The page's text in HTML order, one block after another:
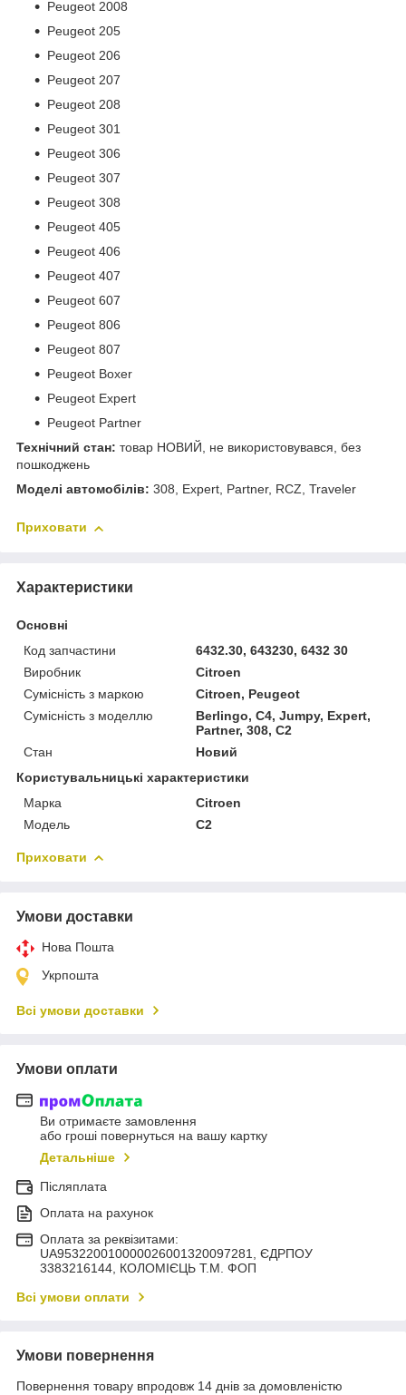
Peugeot 2008
Peugeot 205
Peugeot 206
Peugeot 207
Peugeot 208
Peugeot 301
Peugeot 306
Peugeot 307
Peugeot 308
Peugeot 405
Peugeot 406
Peugeot 407
Peugeot 607
Peugeot 806
Peugeot 807
Peugeot Boxer
Peugeot Expert
Peugeot Partner
Технічний стан: товар НОВИЙ, не використовувався, без
пошкоджень
Моделі автомобілів: 308, Expert, Partner, RCZ, Traveler
Приховати
Характеристики
Основні
Код запчастини
6432.30, 643230, 6432 30
Виробник
Citroen
Сумісність з маркою
Citroen, Peugeot
Сумісність з моделлю
Berlingo, C4, Jumpy, Expert,
Partner, 308, C2
Стан
Новий
Користувальницькі характеристики
Марка
Citroen
Мoдель
C2
Приховати
Умови доставки
Нова Пошта
Укрпошта
Всі умови доставки
Умови оплати
Ви отримаєте замовлення
або гроші повернуться на вашу картку
Детальніше
Післяплата
Оплата на рахунок
Оплата за реквізитами:
UA953220010000026001320097281, ЄДРПОУ
3383216144, КОЛОМIЄЦЬ Т.М. ФОП
Всі умови оплати
Умови повернення
Повернення товару впродовж 14 днів за домовленістю